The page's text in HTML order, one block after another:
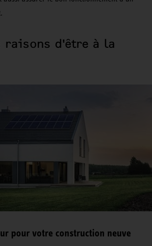
raisons d'être à la
pour votre construction neuve